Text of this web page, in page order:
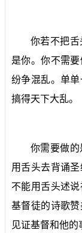
你若不把
是你。你不需
纷争混乱。单
搞得天下大乱。
你需要做
用舌头去背诵
不能用舌头述
基督徒的诗歌
见证基督和他的